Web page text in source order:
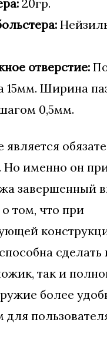
20гр.
отверстие:
15мм. Ширина
0,5мм.
является
Но именно он
завершенный
том, что при
сделать
так и
более
для